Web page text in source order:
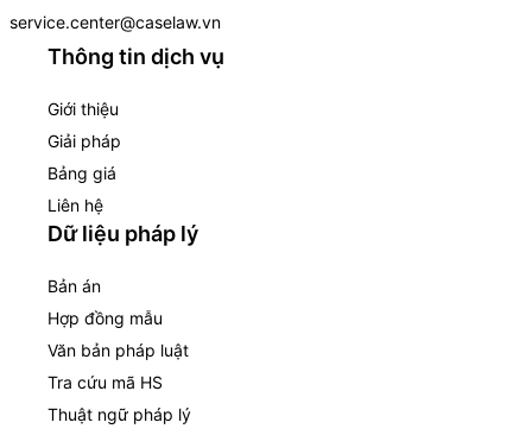
service.center@caselaw.vn
Thông tin dịch vụ
Giới thiệu
Giải pháp
Bảng giá
Liên hệ
Dữ liệu pháp lý
Bản án
Hợp đồng mẫu
Văn bản pháp luật
Tra cứu mã HS
Thuật ngữ pháp lý